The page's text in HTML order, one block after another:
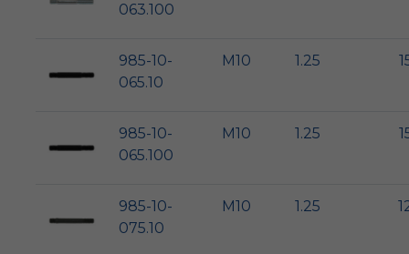
063.100
985-10-
065.10
M10 1.25
985-10-
065.100
M10 1.25
985-10-
075.10
M10 1.25